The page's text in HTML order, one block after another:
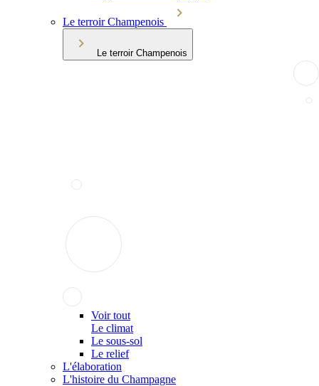
Le terroir Champenois
Le terroir Champenois
Voir tout
Le climat
Le sous-sol
Le relief
L'élaboration
L'histoire du Champagne